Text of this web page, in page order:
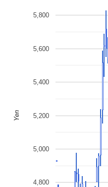
4,800
5,000
5,200
5,400
5,600
5,800
Yen